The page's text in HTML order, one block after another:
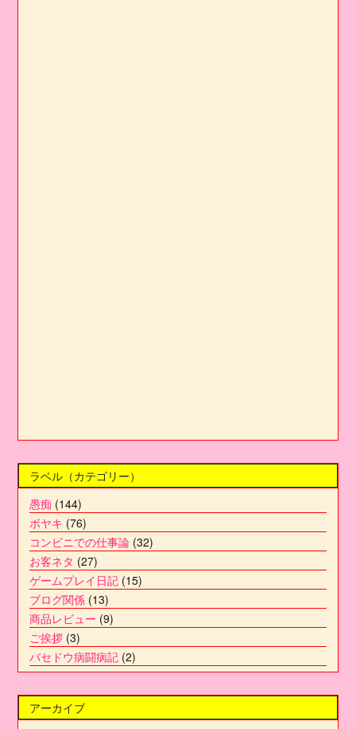
ラベル（カテゴリー）
愚痴 (144)
ボヤキ (76)
コンビニでの仕事論 (32)
お客ネタ (27)
ゲームプレイ日記 (15)
ブログ関係 (13)
商品レビュー (9)
ご挨拶 (3)
バセドウ病闘病記 (2)
アーカイブ